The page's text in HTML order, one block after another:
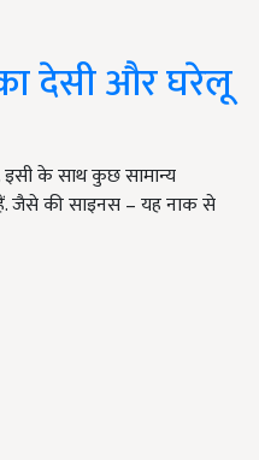
देसी और घरेलू
इसी के साथ कुछ सामान्य
जैसे की साइनस – यह नाक से